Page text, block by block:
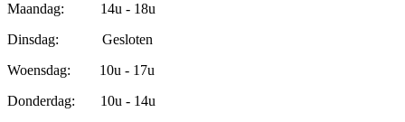
Maandag: 14u - 18u
Dinsdag: Gesloten
Woensdag: 10u - 17u
Donderdag: 10u - 14u